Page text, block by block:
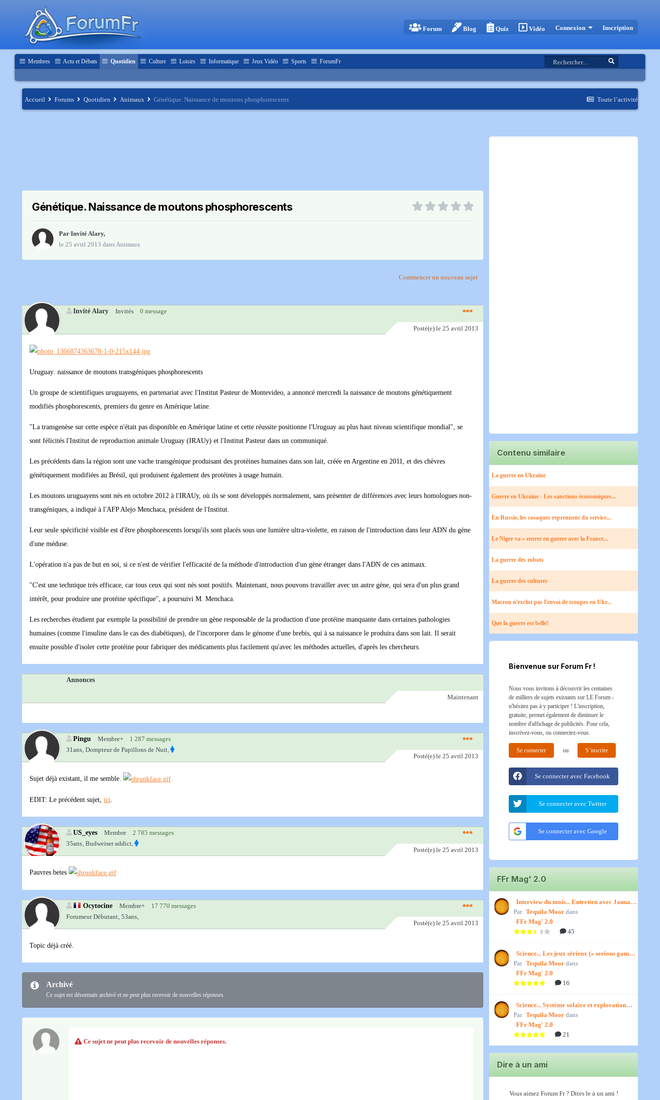
Forum Blog Quiz Vidéo Connexion Inscription
Membres Actu et Débats Quotidien Culture Loisirs Informatique Jeux Vidéo Sports ForumFr
Toute l’activité
Accueil Forums Quotidien Animaux Génétique. Naissance de moutons phosphorescents
Génétique. Naissance de moutons phosphorescents
Par Invité Alary,
le 25 avril 2013 dansAnimaux
Commencer un nouveau sujet
Invité Alary Invités 0 message
Posté(e) le 25 avril 2013
Uruguay: naissance de moutons transgéniques phosphorescents
Un groupe de scientifiques uruguayens, en partenariat avec l'Institut Pasteur de Montevideo, a annoncé mercredi la naissance de moutons génétiquement
modifiés phosphorescents, premiers du genre en Amérique latine.
"La transgenèse sur cette espèce n'était pas disponible en Amérique latine et cette réussite positionne l'Uruguay au plus haut niveau scientifique mondial", se
sont félicités l'Institut de reproduction animale Uruguay (IRAUy) et l'Institut Pasteur dans un communiqué.
Les précédents dans la région sont une vache transgénique produisant des protéines humaines dans son lait, créée en Argentine en 2011, et des chèvres
génétiquement modifiées au Brésil, qui produisent également des protéines à usage humain.
Les moutons uruguayens sont nés en octobre 2012 à l'IRAUy, où ils se sont développés normalement, sans présenter de différences avec leurs homologues non-
transgéniques, a indiqué à l'AFP Alejo Menchaca, président de l'Institut.
Leur seule spécificité visible est d'être phosphorescents lorsqu'ils sont placés sous une lumière ultra-violette, en raison de l'introduction dans leur ADN du gène
d'une méduse.
L'opération n'a pas de but en soi, si ce n'est de vérifier l'efficacité de la méthode d'introduction d'un gène étranger dans l'ADN de ces animaux.
"C'est une technique très efficace, car tous ceux qui sont nés sont positifs. Maintenant, nous pouvons travailler avec un autre gène, qui sera d'un plus grand
intérêt, pour produire une protéine spécifique", a poursuivi M. Menchaca.
Les recherches étudient par exemple la possibilité de prendre un gène responsable de la production d'une protéine manquante dans certaines pathologies
humaines (comme l'insuline dans le cas des diabétiques), de l'incorporer dans le génome d'une brebis, qui à sa naissance le produira dans son lait. Il serait
ensuite possible d'isoler cette protéine pour fabriquer des médicaments plus facilement qu'avec les méthodes actuelles, d'après les chercheurs.
Annonces
Maintenant
Pingu Membre+
1 287 messages
31ans‚ Dompteur de Papillons de Nuit,
Posté(e) le 25 avril 2013
Sujet déjà existant, il me semble.
EDIT: Le précédent sujet, ici.
US_eyes Membre
2 785 messages
35ans‚ Budweiser addict,
Posté(e) le 25 avril 2013
Pauvres betes
Ocytocine Membre+
17 770 messages
Forumeur Débutant‚ 53ans‚
Posté(e) le 25 avril 2013
Topic déjà créé.
Archivé
Ce sujet est désormais archivé et ne peut plus recevoir de nouvelles réponses.
Ce sujet ne peut plus recevoir de nouvelles réponses.
Contenu similaire
La guerre en Ukraine
Guerre en Ukraine - Les sanctions économiques...
En Russie, les cosaques reprennent du service...
Le Niger va « entrer en guerre avec la France...
La guerre des robots
La guerre des cultures
Macron n'exclut pas l'envoi de troupes en Ukr...
Que la guerre est belle!
Bienvenue sur Forum Fr !
Nous vous invitons à découvrir les centaines
de milliers de sujets existants sur LE Forum -
n'hésitez pas à y participer ! L'inscription,
gratuite, permet également de diminuer le
nombre d'affichage de publicités. Pour cela,
inscrivez-vous, ou connectez-vous.
Se connecter ou S’inscrire
Se connecter avec Facebook
Se connecter avec Twitter
Se connecter avec Google
FFr Mag' 2.0
Interview du mois... Entretien avec January,
par Titenath
Par Tequila Moor dans
FFr Mag' 2.0
45
Science... Les jeux sérieux (« serious games
») par Jedino
Par Tequila Moor dans
FFr Mag' 2.0
16
Science... Système solaire et exploration
spatiale, par Jedino
Par Tequila Moor dans
FFr Mag' 2.0
21
Dire à un ami
Vous aimez Forum Fr ? Dites le à un ami !